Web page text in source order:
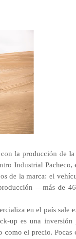
la producción de la
Industrial Pacheco,
de la marca: el
—más de
en el país sale
up es una inversión
como el precio. Pocas